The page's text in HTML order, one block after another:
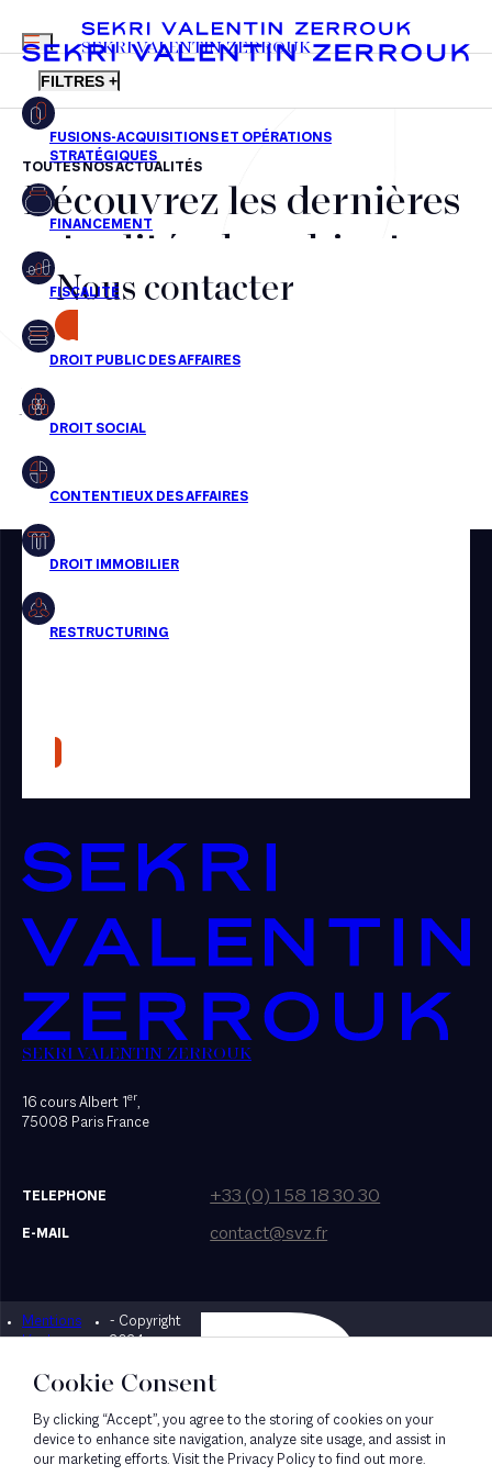
FR EN
MENU
SEKRI VALENTIN ZERROUK
FILTRES +
Fusions-acquisitions et opérations stratégiques
Financement
Fiscalité
Droit public des affaires
Droit social
Droit immobilier
Restructuring
Presse
TOUTES NOS ACTUALITÉS
Découvrez les dernières
actualités du cabinet,
nos récompenses et nos
transactions, jour après
jour
Aucun résultats pour cette recherche
Nous contacter
SEKRI VALENTIN ZERROUK
16 cours Albert 1er,
75008 Paris France
TELEPHONE +33 (0) 1 58 18 30 30
E-MAIL contact@svz.fr
Mentions
légales
- Copyright
2024
Designed by Bonhomme
Cookie Consent
By clicking “Accept”, you agree to the storing of cookies on your
device to enhance site navigation, analyze site usage, and assist in
our marketing efforts. Visit the Privacy Policy to find out more.